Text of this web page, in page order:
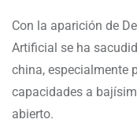
Con la aparición de
Artificial se ha
china, especialmente
capacidades a
abierto.